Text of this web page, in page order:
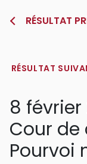
RÉSULTAT
RÉSULTAT
8 février
Cour
Pourvoi